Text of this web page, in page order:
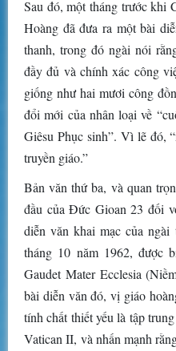
Sau đó, một tháng trước khi
Hoàng đã đưa ra một bài
thanh, trong đó ngài nói
đầy đủ và chính xác công
giống như hai mươi công
đổi mới của nhân loại về
Giêsu Phục sinh”. Vì lẽ đó,
truyền giáo.”
Bản văn thứ ba, và quan
đầu của Đức Gioan 23 đối
diễn văn khai mạc của
tháng 10 năm 1962, được
Gaudet Mater Ecclesia
bài diễn văn đó, vị giáo
tính chất thiết yếu là tập
Vatican II, và nhấn mạnh